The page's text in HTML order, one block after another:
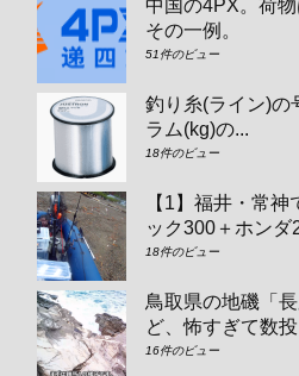
中国の4PX。荷
その一例。
51件のビュー
釣り糸(ライン)の
ラム(kg)の...
18件のビュー
【1】福井・常
ック300＋ホンダ
18件のビュー
鳥取県の地磯「
ど、怖すぎて数
16件のビュー